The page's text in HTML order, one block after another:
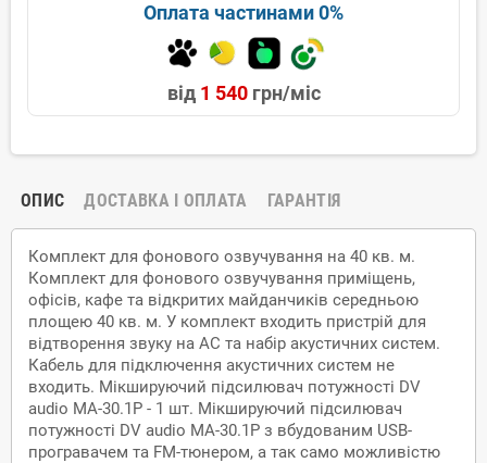
Оплата частинами 0%
від 1 540грн/міс
ОПИС ДОСТАВКА І ОПЛАТА ГАРАНТІЯ
Комплект для фонового озвучування на 40 кв. м.
Комплект для фонового озвучування приміщень,
офісів, кафе та відкритих майданчиків середньою
площею 40 кв. м. У комплект входить пристрій для
відтворення звуку на АС та набір акустичних систем.
Кабель для підключення акустичних систем не
входить. Мікшируючий підсилювач потужності DV
audio MA-30.1P - 1 шт. Мікшируючий підсилювач
потужності DV audio MA-30.1P з вбудованим USB-
програвачем та FM-тюнером, а так само можливістю